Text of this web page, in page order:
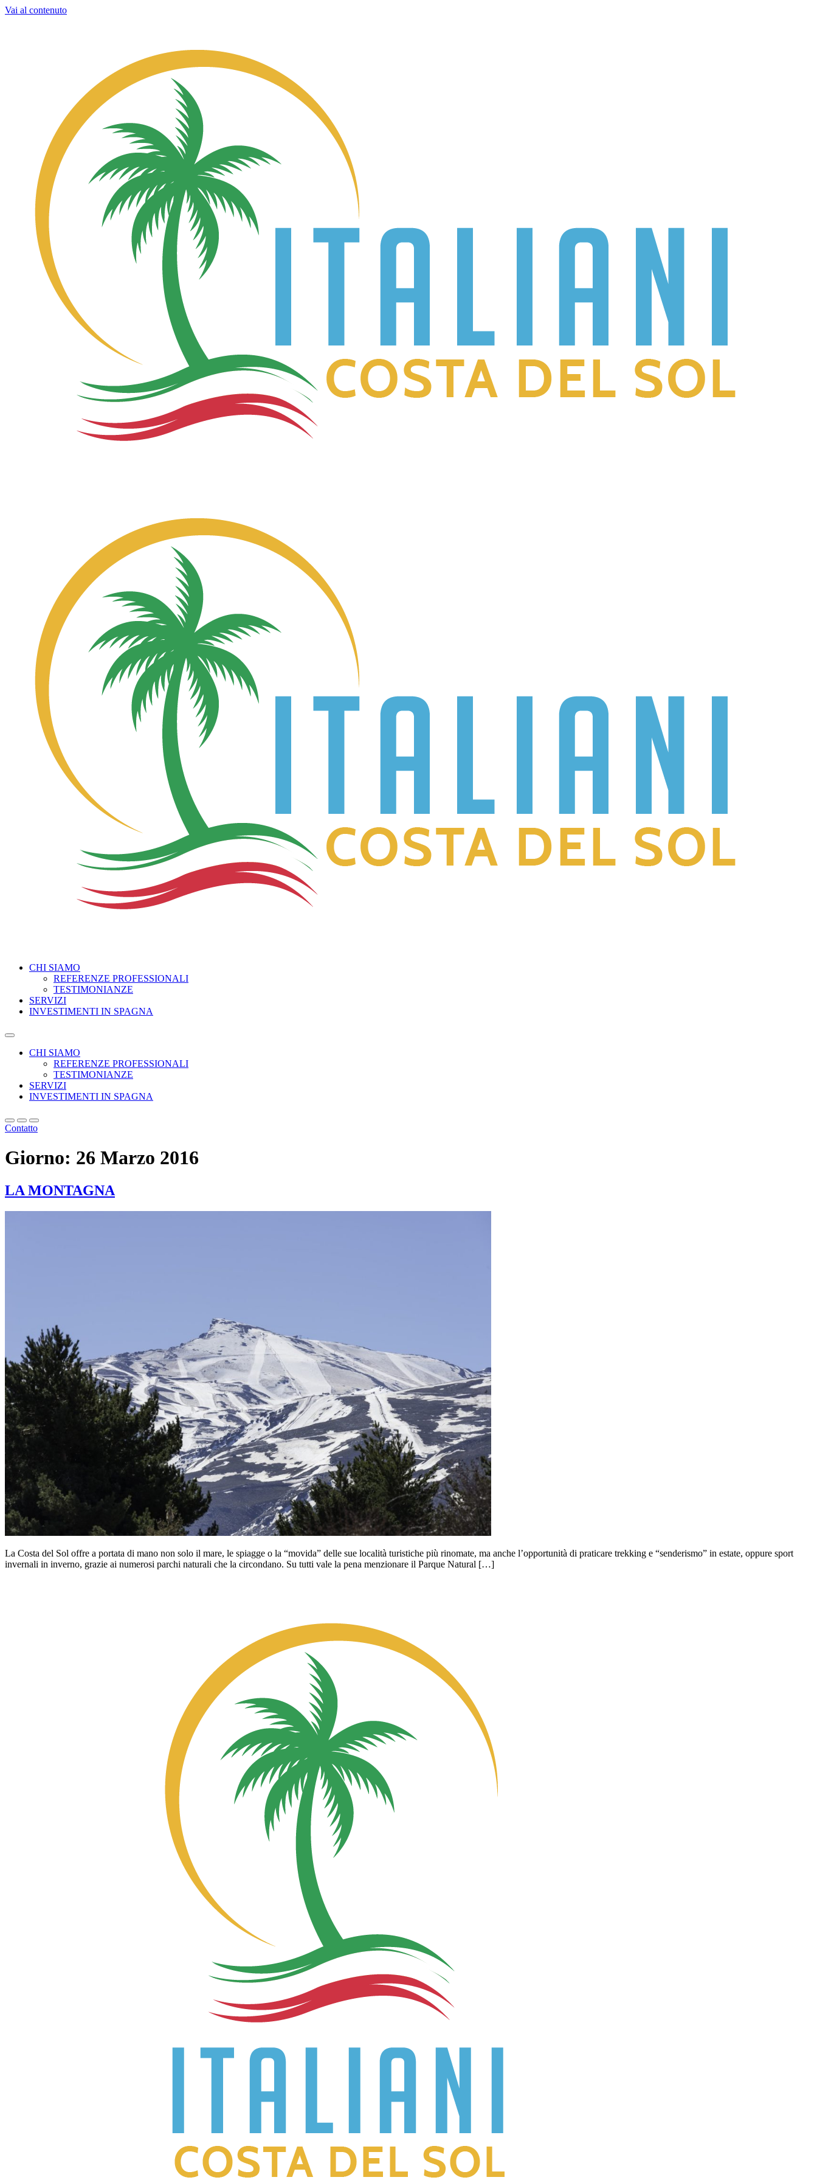
Vai al contenuto
CHI SIAMO
REFERENZE PROFESSIONALI
TESTIMONIANZE
SERVIZI
INVESTIMENTI IN SPAGNA
CHI SIAMO
REFERENZE PROFESSIONALI
TESTIMONIANZE
SERVIZI
INVESTIMENTI IN SPAGNA
Contatto
Giorno: 26 Marzo 2016
LA MONTAGNA
La Costa del Sol offre a portata di mano non solo il mare, le spiagge o la “movida” delle sue località turistiche più rinomate, ma anche l’opportunità di praticare trekking e “senderismo” in estate, oppure sport
invernali in inverno, grazie ai numerosi parchi naturali che la circondano. Su tutti vale la pena menzionare il Parque Natural […]